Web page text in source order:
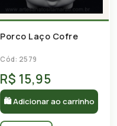
Porco Laço Cofre
Cód: 2579
R$ 15,95
🛍 Adicionar ao carrinho